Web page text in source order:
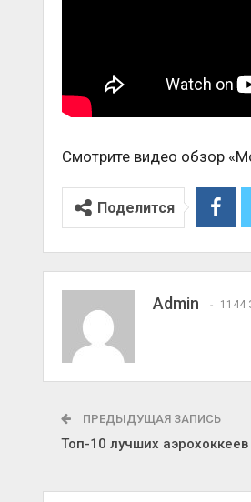
Смотрите видео обзор
Поделится
Admin 1144
ПРЕДЫДУЩАЯ ЗАПИСЬ
Топ-10 лучших